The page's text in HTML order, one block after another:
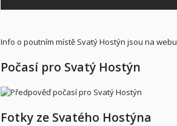
Info o poutním místě Svatý Hostýn jsou na webu
Počasí pro Svatý Hostýn
Fotky ze Svatého Hostýna